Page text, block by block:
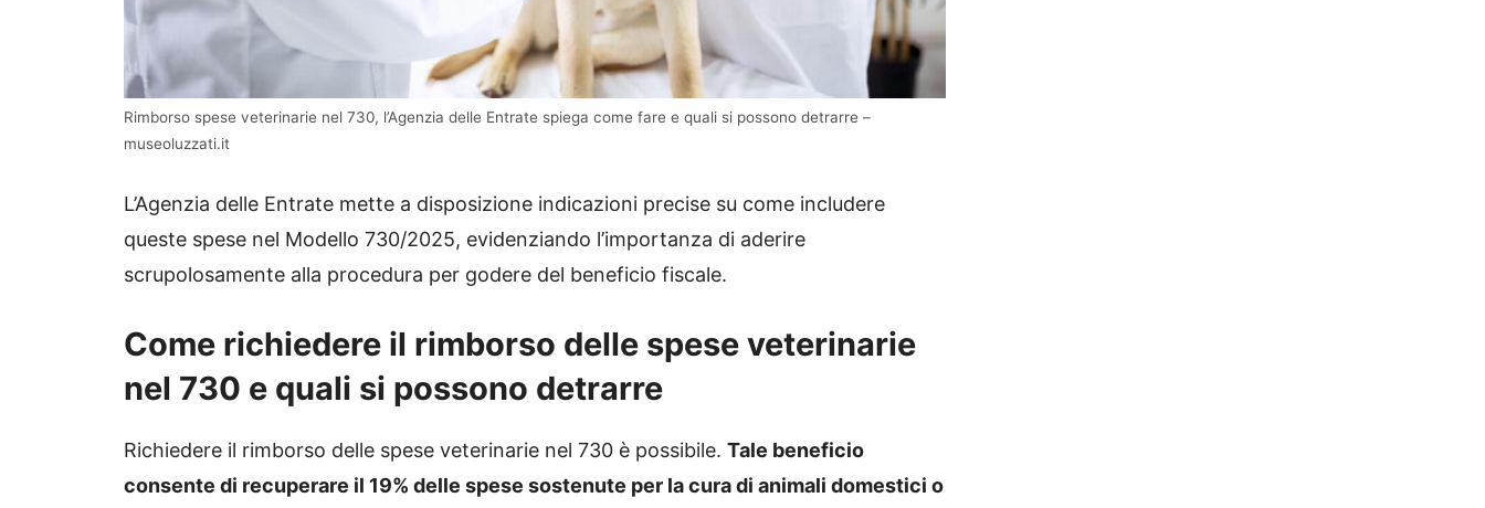
Rimborso spese veterinarie nel 730, l’Agenzia delle Entrate spiega come fare e quali si possono detrarre –
museoluzzati.it
L’Agenzia delle Entrate mette a disposizione indicazioni precise su come includere
queste spese nel Modello 730/2025, evidenziando l’importanza di aderire
scrupolosamente alla procedura per godere del beneficio fiscale.
Come richiedere il rimborso delle spese veterinarie
nel 730 e quali si possono detrarre
Richiedere il rimborso delle spese veterinarie nel 730 è possibile. Tale beneficio
consente di recuperare il 19% delle spese sostenute per la cura di animali domestici o